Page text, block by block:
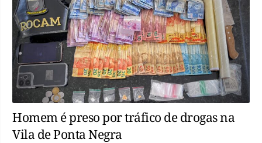
Homem é preso por tráfico de drogas na
Vila de Ponta Negra